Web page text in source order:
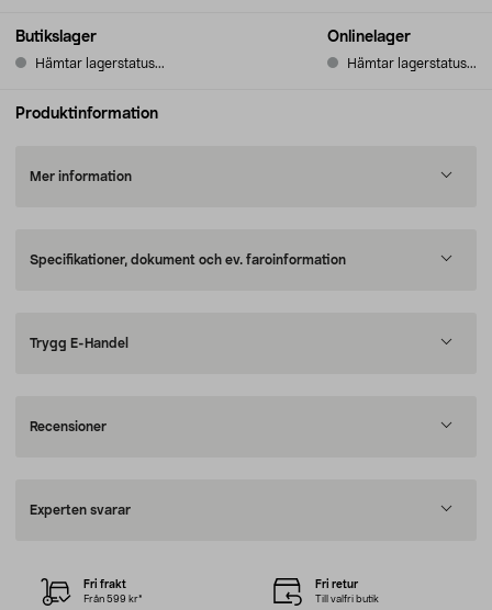
Butikslager
Hämtar lagerstatus...
Onlinelager
Hämtar lagerstatus...
Produktinformation
Mer information
Specifikationer, dokument och ev. faroinformation
Trygg E-Handel
Recensioner
Experten svarar
Fri frakt
Från 599 kr*
Fri retur
Till valfri butik